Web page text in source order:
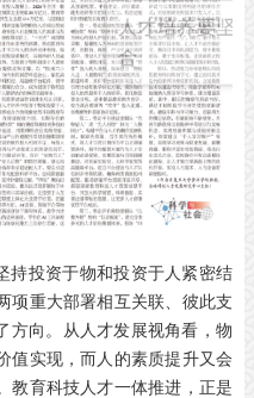
持投资于物和投资于人紧密结
项重大部署相互关联、彼此支
方向。从人才发展视角看，物
值实现，而人的素质提升又会
教育科技人才一体推进，正是